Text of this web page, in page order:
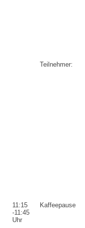
Teilnehmer:
11:15
-11:45
Uhr
Kaffeepause